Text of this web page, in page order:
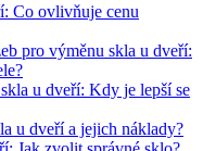
Co​ ovlivňuje cenu
pro výměnu‍ skla u dveří:
u dveří: ​Kdy je lepší ⁣se
u ‌dveří a jejich náklady?